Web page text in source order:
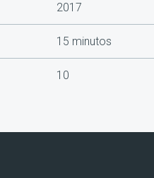
2017
15 minutos
10